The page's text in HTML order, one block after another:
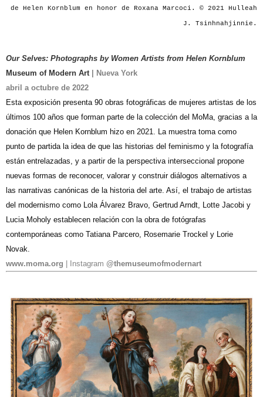
de Helen Kornblum en honor de Roxana Marcoci. © 2021 Hulleah
J. Tsinhnahjinnie.
Our Selves: Photographs by Women Artists from Helen Kornblum
Museum of Modern Art| Nueva York
abril a octubre de 2022
Esta exposición presenta 90 obras fotográficas de mujeres artistas de los
últimos 100 años que forman parte de la colección del MoMa, gracias a la
donación que Helen Kornblum hizo en 2021. La muestra toma como
punto de partida la idea de que las historias del feminismo y la fotografía
están entrelazadas, y a partir de la perspectiva interseccional propone
nuevas formas de reconocer, valorar y construir diálogos alternativos a
las narrativas canónicas de la historia del arte. Así, el trabajo de artistas
del modernismo como Lola Álvarez Bravo, Gertrud Arndt, Lotte Jacobi y
Lucia Moholy establecen relación con la obra de fotógrafas
contemporáneas como Tatiana Parcero, Rosemarie Trockel y Lorie
Novak.
www.moma.org | Instagram @themuseumofmodernart